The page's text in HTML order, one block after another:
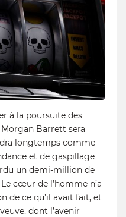
à la poursuite des
Barrett sera
longtemps comme
et de gaspillage
un demi-million de
cœur de l’homme n’a
de ce qu’il avait fait, et
dont l’avenir